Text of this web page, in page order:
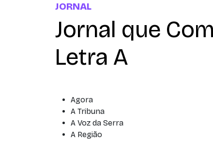
JORNAL
Jornal que
Letra A
Agora
A Tribuna
A Voz da Serra
A Região